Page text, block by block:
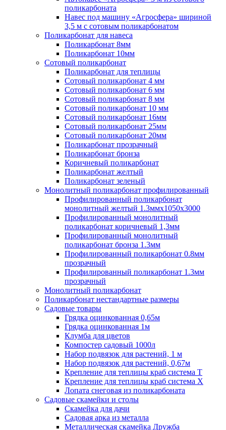
поликарбоната
Навес под машину «Агросфера» шириной
3,5 м с сотовым поликарбонатом
Поликарбонат для навеса
Поликарбонат 8мм
Поликарбонат 10мм
Сотовый поликарбонат
Поликарбонат для теплицы
Сотовый поликарбонат 4 мм
Сотовый поликарбонат 6 мм
Сотовый поликарбонат 8 мм
Сотовый поликарбонат 10 мм
Сотовый поликарбонат 16мм
Сотовый поликарбонат 25мм
Сотовый поликарбонат 20мм
Поликарбонат прозрачный
Поликарбонат бронза
Коричневый поликарбонат
Поликарбонат желтый
Поликарбонат зеленый
Монолитный поликарбонат профилированный
Профилированный поликарбонат
монолитный желтый 1.3ммх1050х3000
Профилированный монолитный
поликарбонат коричневый 1,3мм
Профилированный монолитный
поликарбонат бронза 1.3мм
Профилированный поликарбонат 0.8мм
прозрачный
Профилированный поликарбонат 1.3мм
прозрачный
Монолитный поликарбонат
Поликарбонат нестандартные размеры
Садовые товары
Грядка оцинкованная 0,65м
Грядка оцинкованная 1м
Клумба для цветов
Компостер садовый 1000л
Набор подвязок для растений, 1 м
Набор подвязок для растений, 0,67м
Крепление для теплицы краб система Т
Крепление для теплицы краб система Х
Лопата снеговая из поликарбоната
Садовые скамейки и столы
Скамейка для дачи
Садовая арка из металла
Металлическая скамейка Дружба